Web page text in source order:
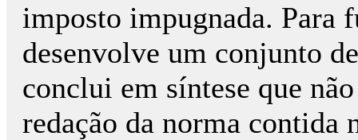
imposto impugnada. Para
desenvolve um conjunto
conclui em síntese que
redação da norma contida